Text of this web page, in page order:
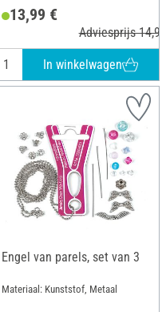
13,99 €
Adviesprijs
In winkelwagen
Engel van parels, set van 3
Materiaal: Kunststof, Metaal